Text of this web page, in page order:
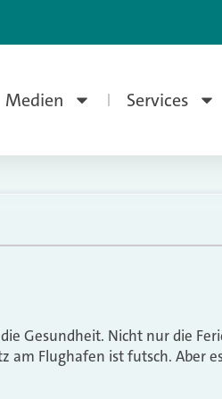
Medien Services
Gesundheit. Nicht nur die
am Flughafen ist futsch. Aber